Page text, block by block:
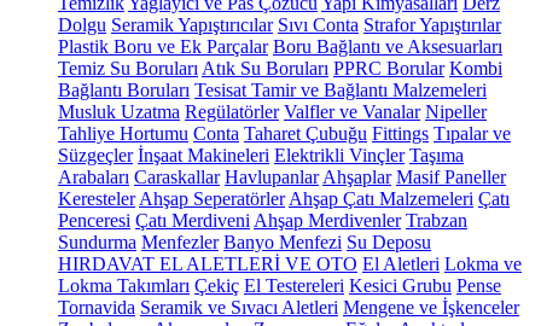
Dolgu Seramik Yapıştırıcılar Sıvı Conta Strafor Yapıştırılar
Plastik Boru ve Ek Parçalar Boru Bağlantı ve Aksesuarları
Temiz Su Boruları Atık Su Boruları PPRC Borular Kombi
Bağlantı Boruları Tesisat Tamir ve Bağlantı Malzemeleri
Musluk Uzatma Regülatörler Valfler ve Vanalar Nipeller
Tahliye Hortumu Conta Taharet Çubuğu Fittings Tıpalar ve
Süzgeçler İnşaat Makineleri Elektrikli Vinçler Taşıma
Arabaları Caraskallar Havlupanlar Ahşaplar Masif Paneller
Keresteler Ahşap Seperatörler Ahşap Çatı Malzemeleri Çatı
Penceresi Çatı Merdiveni Ahşap Merdivenler Trabzan
Sundurma Menfezler Banyo Menfezi Su Deposu
HIRDAVAT EL ALETLERİ VE OTO El Aletleri Lokma ve
Lokma Takımları Çekiç El Testereleri Kesici Grubu Pense
Tornavida Seramik ve Sıvacı Aletleri Mengene ve İşkenceler